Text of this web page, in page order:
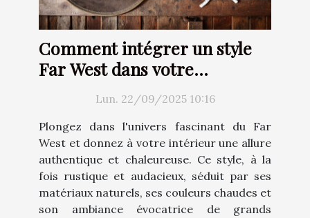
Comment intégrer un style
Far West dans votre
décoration intérieure ?
Lun. 22/09/2025 10:16
Plongez dans l'univers fascinant du Far
West et donnez à votre intérieur une allure
authentique et chaleureuse. Ce style, à la
fois rustique et audacieux, séduit par ses
matériaux naturels, ses couleurs chaudes et
son ambiance évocatrice de grands